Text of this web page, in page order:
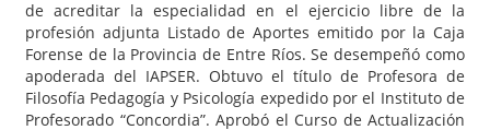
de acreditar la especialidad en el ejercicio libre de la
profesión adjunta Listado de Aportes emitido por la Caja
Forense de la Provincia de Entre Ríos. Se desempeñó como
apoderada del IAPSER. Obtuvo el título de Profesora de
Filosofía Pedagogía y Psicología expedido por el Instituto de
Profesorado “Concordia”. Aprobó el Curso de Actualización